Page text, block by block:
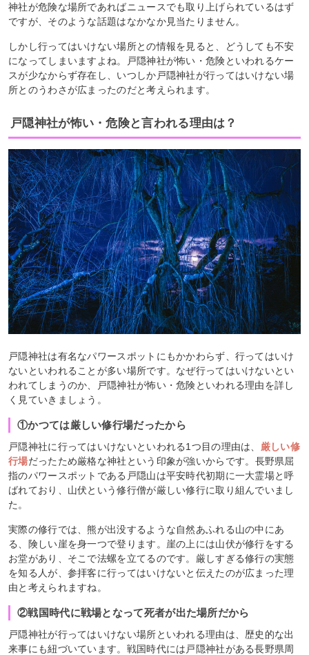
神社が危険な場所であればニュースでも取り上げられているはず
ですが、そのような話題はなかなか見当たりません。
しかし行ってはいけない場所との情報を見ると、どうしても不安
になってしまいますよね。戸隠神社が怖い・危険といわれるケー
スが少なからず存在し、いつしか戸隠神社が行ってはいけない場
所とのうわさが広まったのだと考えられます。
戸隠神社が怖い・危険と言われる理由は？
戸隠神社は有名なパワースポットにもかかわらず、行ってはいけ
ないといわれることが多い場所です。なぜ行ってはいけないとい
われてしまうのか、戸隠神社が怖い・危険といわれる理由を詳し
く見ていきましょう。
①かつては厳しい修行場だったから
戸隠神社に行ってはいけないといわれる1つ目の理由は、 厳しい修
行場だったため厳格な神社という印象が強いからです。長野県屈
指のパワースポットである戸隠山は平安時代初期に一大霊場と呼
ばれており、山伏という修行僧が厳しい修行に取り組んでいまし
た。
実際の修行では、熊が出没するような自然あふれる山の中にあ
る、険しい崖を身一つで登ります。崖の上には山伏が修行をする
お堂があり、そこで法螺を立てるのです。厳しすぎる修行の実態
を知る人が、参拝客に行ってはいけないと伝えたのが広まった理
由と考えられますね。
②戦国時代に戦場となって死者が出た場所だから
戸隠神社が行ってはいけない場所といわれる理由は、歴史的な出
来事にも紐づいています。戦国時代には戸隠神社がある長野県周